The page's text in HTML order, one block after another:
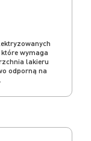
wymaga
lakieru
odporną na